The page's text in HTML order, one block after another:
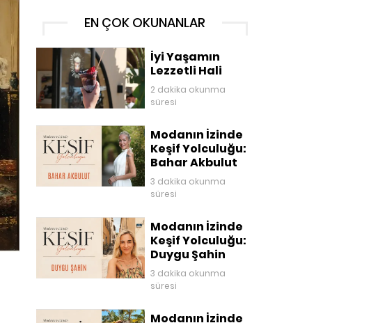
EN ÇOK OKUNANLAR
İyi Yaşamın
Lezzetli Hali
2 dakika okunma
süresi
Modanın İzinde
Keşif Yolculuğu:
Bahar Akbulut
3 dakika okunma
süresi
Modanın İzinde
Keşif Yolculuğu:
Duygu Şahin
3 dakika okunma
süresi
Modanın İzinde